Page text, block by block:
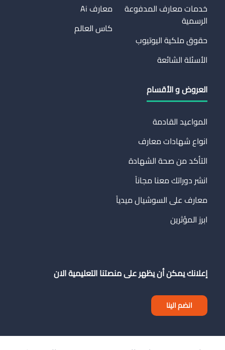
خدمات معارف المدفوعة
الرسمية
حقوق ملكية اليوتيوب
الأسئلة الشائعة
معارف Ai
كاس العالم
العروض و الأقسام
المواعيد القادمة
انواع شهادات معارف
التأكد من صحة الشهادة
انشر دوراتك معنا مجاناً
معارف على السوشيال ميدياً
ابرز المؤثرين
إعلانك يمكن أن يظهر على منصتنا التعليمية الان
انضم الينا